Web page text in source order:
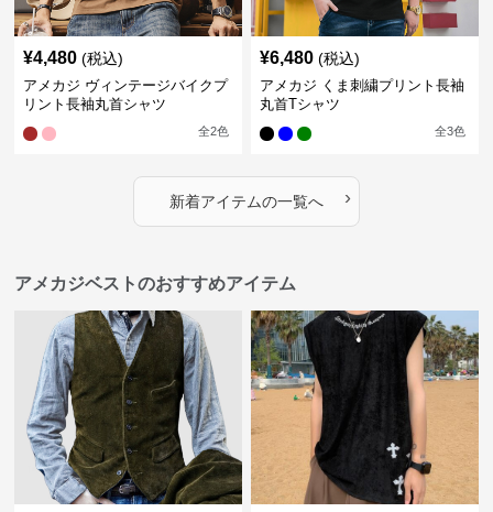
¥4,480 (税込)
アメカジ ヴィンテージバイクプ
リント長袖丸首シャツ
全2色
¥6,480 (税込)
アメカジ くま刺繍プリント長袖
丸首Tシャツ
全3色
新着アイテムの一覧へ ›
アメカジベストのおすすめアイテム